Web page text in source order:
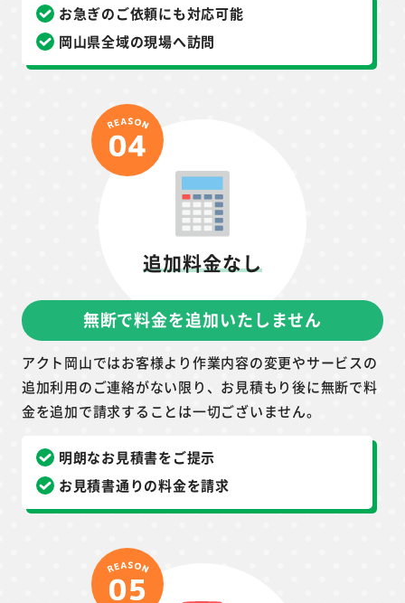
お急ぎのご依頼にも対応可能
岡山県全域の現場へ訪問
追加料金なし
無断で料金を追加いたしません
アクト岡山ではお客様より作業内容の変更やサービスの
追加利用のご連絡がない限り、お見積もり後に無断で料
金を追加で請求することは一切ございません。
明朗なお見積書をご提示
お見積書通りの料金を請求